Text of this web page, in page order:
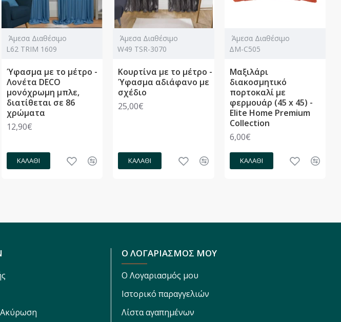
Άμεσα Διαθέσιμο
L62 TRIM 1609
Ύφασμα με το μέτρο -
Λονέτα DECO
μονόχρωμη μπλε,
διατίθεται σε 86
χρώματα
12,90€
ΚΑΛΆΘΙ
Άμεσα Διαθέσιμο
W49 TSR-3070
Κουρτίνα με το μέτρο -
Ύφασμα αδιάφανο με
σχέδιο
25,00€
ΚΑΛΆΘΙ
Άμεσα Διαθέσιμο
ΔΜ-C505
Μαξιλάρι
διακοσμητικό
πορτοκαλί με
φερμουάρ (45 x 45) -
Elite Home Premium
Collection
6,00€
ΚΑΛΆΘΙ
Ακύρωση
Ο ΛΟΓΑΡΙΑΣΜΟΣ ΜΟΥ
Ο Λογαριασμός μου
Ιστορικό παραγγελιών
Λίστα αγαπημένων